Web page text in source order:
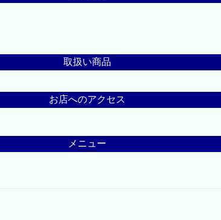
取扱い商品
お店へのアクセス
メニュー